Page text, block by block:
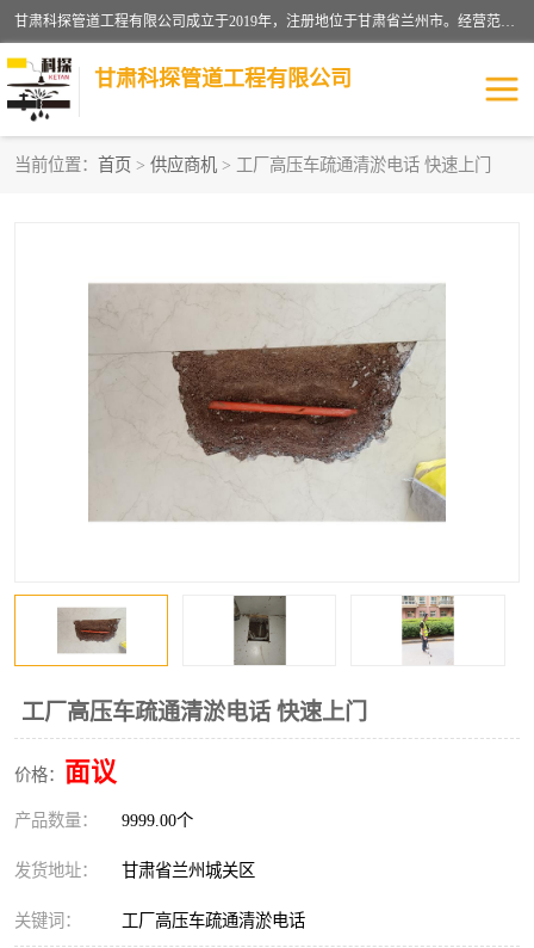
甘肃科探管道工程有限公司成立于2019年，注册地位于甘肃省兰州市。经营范围包括管道安装、清洗、疏通、维修、检测，防水工程，工程钻孔，化粪池清理，暖气安装，给排水管道安装维修，室内外管道如消防、供水、供热管道漏水检测定位，室内外防水堵漏等。
甘肃科探管道工程有限公司
当前位置： 首页 > 供应商机 > 工厂高压车疏通清淤电话 快速上门
工厂高压车疏通清淤电话 快速上门
价格： 面议
产品数量： 9999.00个
发货地址： 甘肃省兰州城关区
关键词： 工厂高压车疏通清淤电话
排水管道漏水
自来水管漏水 管道疏通